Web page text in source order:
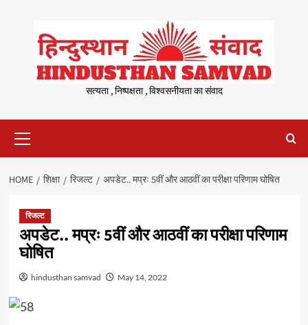
content
सत्यता , निष्पक्षता , विश्वसनीयता का संवाद
Menu
HOME शिक्षा रिजल्ट अपडेट.. मप्रः 5वीं और आठवीं का परीक्षा परिणाम घोषित
रिजल्ट
अपडेट.. मप्रः 5वीं और आठवीं का परीक्षा परिणाम
घोषित
hindusthan samvad May 14, 2022